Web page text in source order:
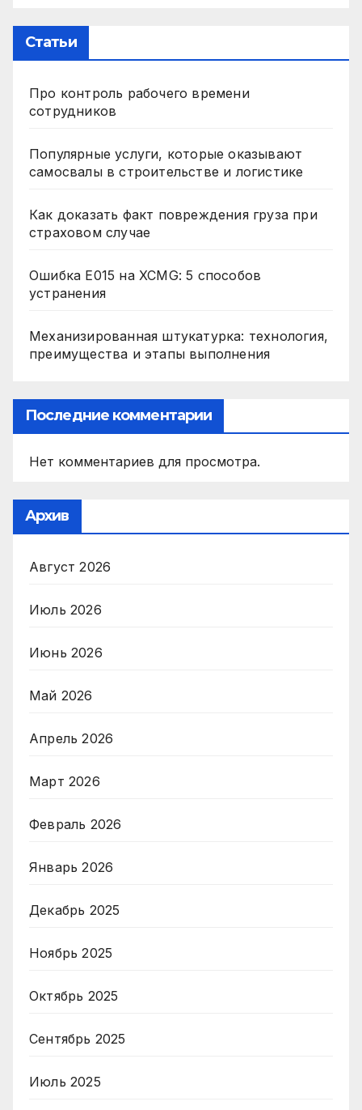
Статьи
Про контроль рабочего времени
сотрудников
Популярные услуги, которые оказывают
самосвалы в строительстве и логистике
Как доказать факт повреждения груза при
страховом случае
Ошибка E015 на XCMG: 5 способов
устранения
Механизированная штукатурка: технология,
преимущества и этапы выполнения
Последние комментарии
Нет комментариев для просмотра.
Архив
Август 2026
Июль 2026
Июнь 2026
Май 2026
Апрель 2026
Март 2026
Февраль 2026
Январь 2026
Декабрь 2025
Ноябрь 2025
Октябрь 2025
Сентябрь 2025
Июль 2025